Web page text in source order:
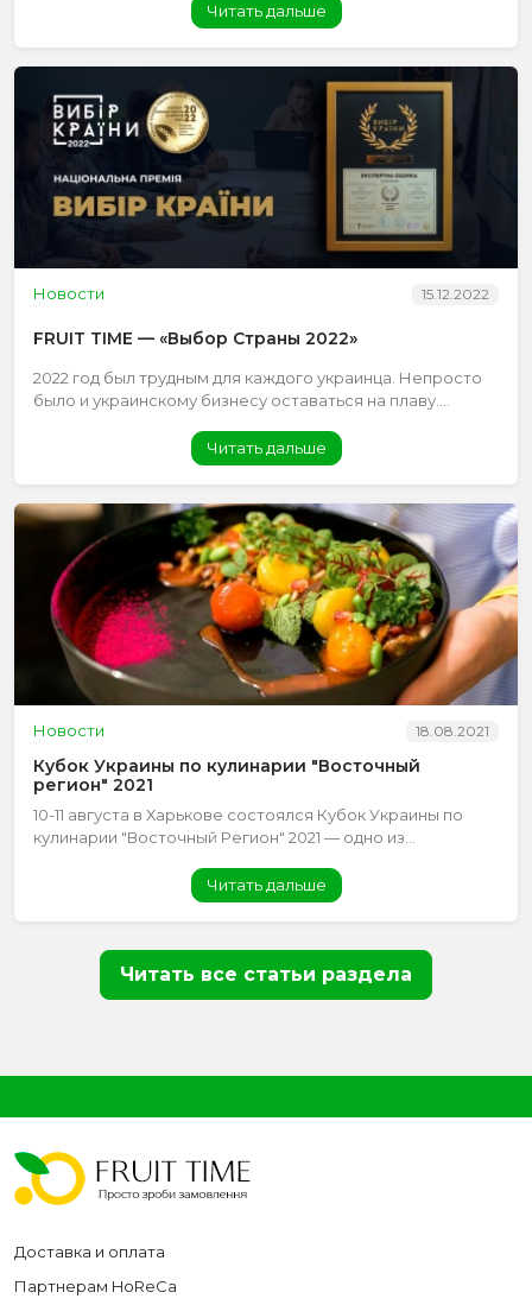
Читать дальше
Новости 15.12.2022
FRUIT TIME — «Выбор Страны 2022»
2022 год был трудным для каждого украинца. Непросто
было и украинскому бизнесу оставаться на плаву....
Читать дальше
Новости 18.08.2021
Кубок Украины по кулинарии "Восточный
регион" 2021
10-11 августа в Харькове состоялся Кубок Украины по
кулинарии "Восточный Регион" 2021 — одно из...
Читать дальше
Читать все статьи раздела
Доставка и оплата
Партнерам HoReCa